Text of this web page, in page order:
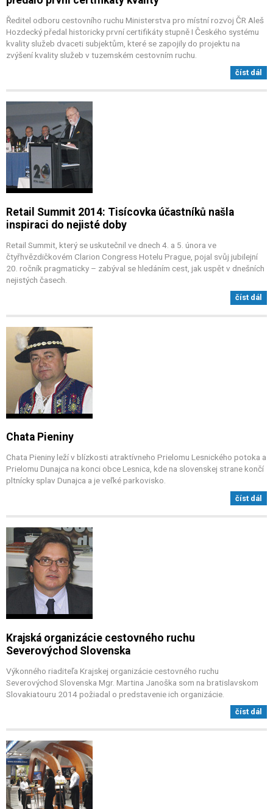
Ředitel odboru cestovního ruchu Ministerstva pro místní rozvoj ČR Aleš
Hozdecký předal historicky první certifikáty stupně I Českého systému
kvality služeb dvaceti subjektům, které se zapojily do projektu na
zvýšení kvality služeb v tuzemském cestovním ruchu.
číst dál
Retail Summit 2014: Tisícovka účastníků našla
inspiraci do nejisté doby
Retail Summit, který se uskutečnil ve dnech 4. a 5. února ve
čtyřhvězdičkovém Clarion Congress Hotelu Prague, pojal svůj jubilejní
20. ročník pragmaticky – zabýval se hledáním cest, jak uspět v dnešních
nejistých časech.
číst dál
Chata Pieniny
Chata Pieniny leží v blízkosti atraktívneho Prielomu Lesnického potoka a
Prielomu Dunajca na konci obce Lesnica, kde na slovenskej strane končí
pltnícky splav Dunajca a je veľké parkovisko.
číst dál
Krajská organizácie cestovného ruchu
Severovýchod Slovenska
Výkonného riaditeľa Krajskej organizácie cestovného ruchu
Severovýchod Slovenska Mgr. Martina Janoška som na bratislavskom
Slovakiatouru 2014 požiadal o predstavenie ich organizácie.
číst dál